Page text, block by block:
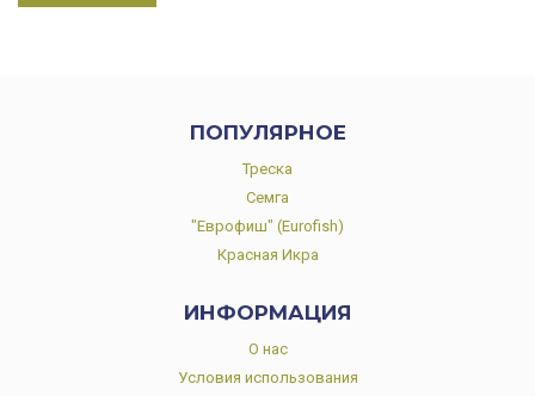
ПОПУЛЯРНОЕ
Треска
Семга
"Еврофиш" (Eurofish)
Красная Икра
ИНФОРМАЦИЯ
О нас
Условия использования